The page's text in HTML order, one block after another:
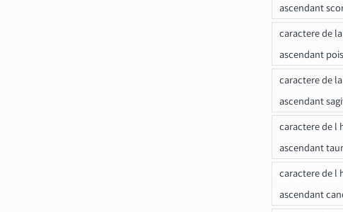
ascendant
caractere de
ascendant
caractere de
ascendant
caractere de l
ascendant
caractere de l
ascendant